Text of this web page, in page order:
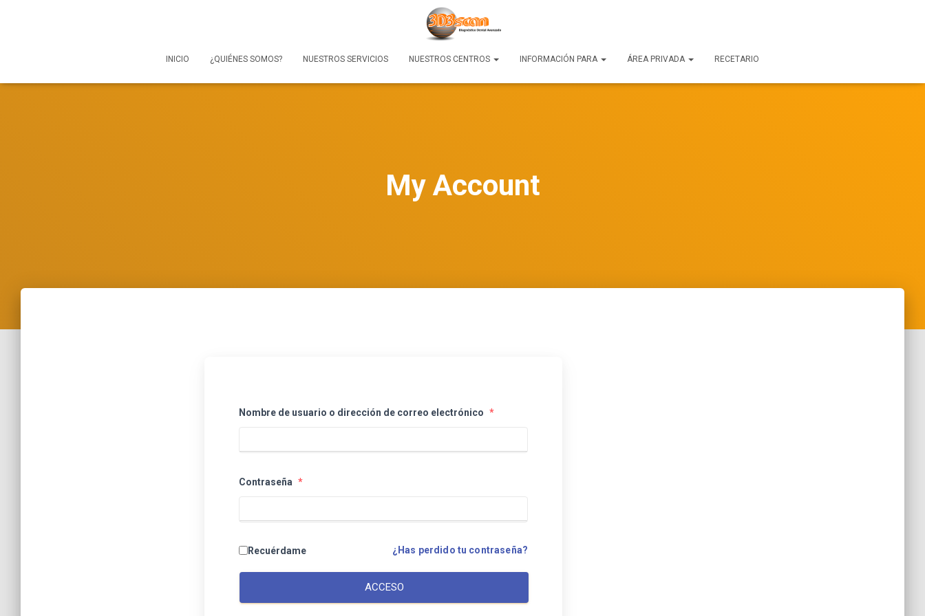
INICIO ¿QUIÉNES SOMOS? NUESTROS SERVICIOS NUESTROS CENTROS INFORMACIÓN PARA ÁREA PRIVADA RECETARIO
My Account
Nombre de usuario o dirección de correo electrónico *
Contraseña *
Recuérdame ¿Has perdido tu contraseña?
ACCESO